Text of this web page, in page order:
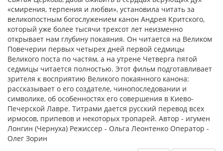
«смирения, терпения и любви», установила читать за
великопостным богослужением канон Андрея Критского,
который уже более тысячи трехсот лет неизменно
открывает нам глубину покаяния. Он читается на Великом
Повечерии первых четырех дней первой седмицы
Великого поста по частям, а на утрене Четверга пятой
седмицы читается полностью. Этот фильм подготавливает
зрителя к восприятию Великого покаянного канона:
рассказывает о его создателе, чинопоследовании и
символике, об особенностях его совершения в Киево-
Печерской Лавре. Титрами дается русский перевод всех
ирмосов, припевов и некоторых тропарей. Автор - игумен
Лонгин (Чернуха) Режиссер - Ольга Леонтенко Оператор -
Олег Зорин